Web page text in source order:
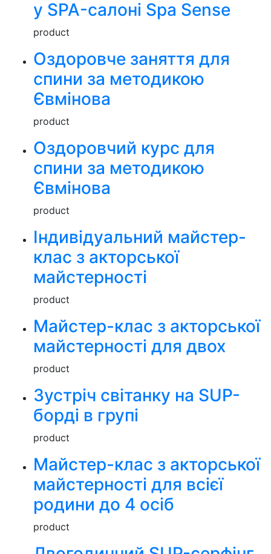
у SPA-салоні Spa Sense
product
Оздоровче заняття для
спини за методикою
Євмінова
product
Оздоровчий курс для
спини за методикою
Євмінова
product
Індивідуальний майстер-
клас з акторської
майстерності
product
Майстер-клас з акторської
майстерності для двох
product
Зустріч світанку на SUP-
борді в групі
product
Майстер-клас з акторської
майстерності для всієї
родини до 4 осіб
product